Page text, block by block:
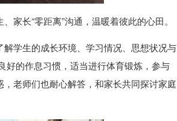
家长“零距离”沟通，温暖着彼此的心田。
学生的成长环境、学习情况、思想状况与
好的作息习惯，适当进行体育锻炼，参与
老师们也耐心解答，和家长共同探讨家庭